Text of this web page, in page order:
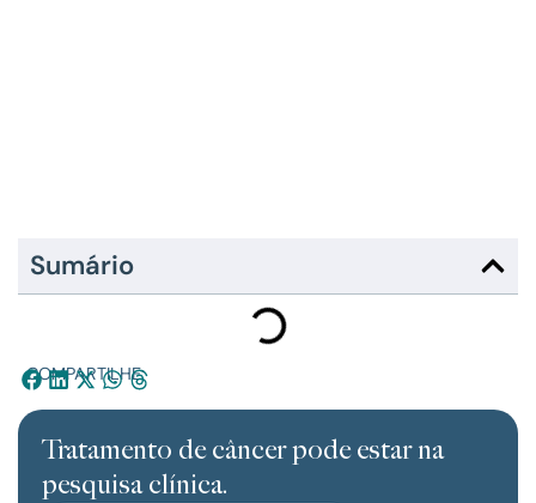
Sumário
COMPARTILHE:
Tratamento de câncer pode estar na
pesquisa clínica.